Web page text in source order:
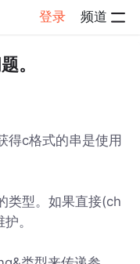
登录 频道
。
得c格式的串是使用
类型。如果直接(ch
。